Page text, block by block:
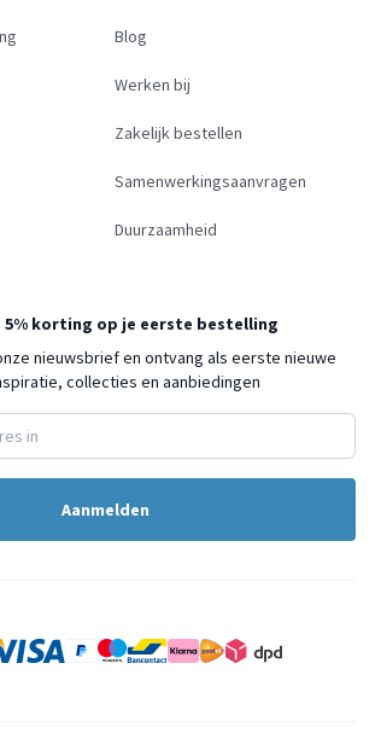
Blog
Werken bij
Zakelijk bestellen
Samenwerkingsaanvragen
Duurzaamheid
5% korting op je eerste bestelling
nieuwsbrief en ontvang als eerste nieuwe
collecties en aanbiedingen
Aanmelden